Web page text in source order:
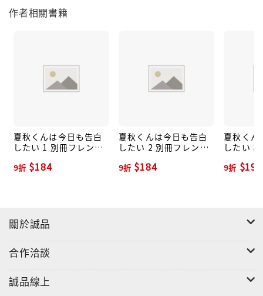
作者相關書籍
夏秋くんは今日も告白
したい 1 別冊フレンド
9折 $184
夏秋くんは今日も告白
したい 2 別冊フレンド
9折 $184
夏秋くん
したい 3
9折 $198
關於誠品
合作洽談
誠品線上